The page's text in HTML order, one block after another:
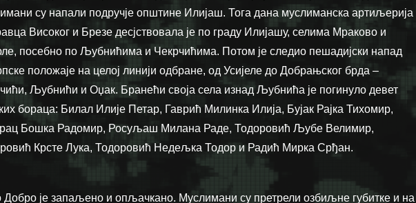
су напали подручје општине Илијаш. Тога дана муслиманска артиљерија
Високог и Брезе десјствовала је по граду Илијашу, селима Мраково и
посебно по Љубнићима и Чекрчићима. Потом је следио пешадијски напад
положаје на целој линији одбране, од Усијеле до Добрањског брда –
Љубнићи и Оџак. Бранећи своја села изнад Љубнића је погинуло девет
бораца: Билал Илије Петар, Гаврић Милинка Илија, Бујак Рајка Тихомир,
Бошка Радомир, Росуљаш Милана Раде, Тодоровић Љубе Велимир,
Крсте Лука, Тодоровић Недељка Тодор и Радић Мирка Срђан.
Добро је запаљено и опљачкано. Муслимани су претрели озбиљне губитке и на